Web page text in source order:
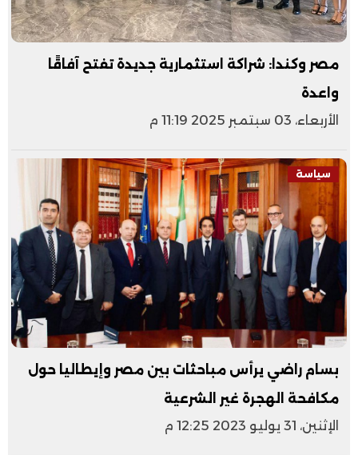
مصر وكندا: شراكة استثمارية جديدة تفتح آفاقًا
واعدة
الأربعاء، 03 سبتمبر 2025 11:19 م
سياسة
بسام راضي يرأس مباحثات بين مصر وإيطاليا حول
مكافحة الهجرة غير الشرعية
الإثنين، 31 يوليو 2023 12:25 م